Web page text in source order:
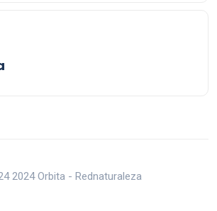
2024 Orbita - Rednaturaleza